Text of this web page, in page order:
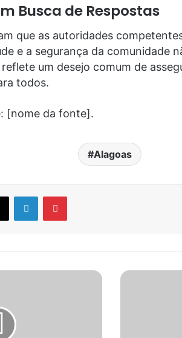
Busca de Respostas
que as autoridades
e a segurança da comunidade
um desejo comum de
todos.
[nome da fonte].
Alagoas
X LinkedinPinterest